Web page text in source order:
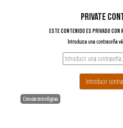
Ciencias tecnológicas